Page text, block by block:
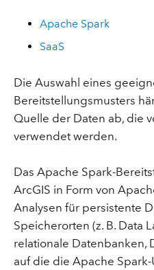
Apache Spark
SaaS
Die Auswahl eines
Bereitstellungsmusters
Quelle der Daten ab, die
verwendet werden.
Das Apache Spark-
ArcGIS in Form von
Analysen für persistente
Speicherorten (z. B. Data
relationale Datenbanken,
auf die die Apache